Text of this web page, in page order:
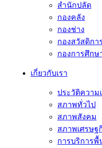
สำนักปลัด
กองคลัง
กองช่าง
กองสวัสดิกา
กองการศึก
เกี่ยวกับเรา
ประวัติความ
สภาพทั่วไป
สภาพสังคม
สภาพเศรษฐ
การบริการพื้